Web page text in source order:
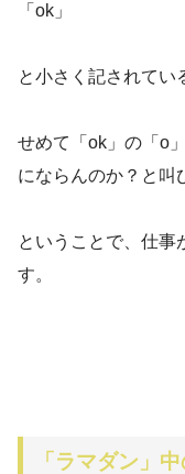
「ok」
と小さく記されてい
せめて「ok」の「o
にならんのか？と叫
ということで、仕事
す。
「ラマダン」